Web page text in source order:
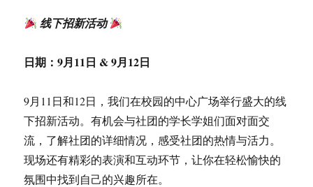
线下招新活动
日期：9月11日 &9月12日
9月11日和12日，我们在校园的中心广场举行盛大的线
下招新活动。有机会与社团的学长学姐们面对面交
流，了解社团的详细情况，感受社团的热情与活力。
现场还有精彩的表演和互动环节，让你在轻松愉快的
氛围中找到自己的兴趣所在。